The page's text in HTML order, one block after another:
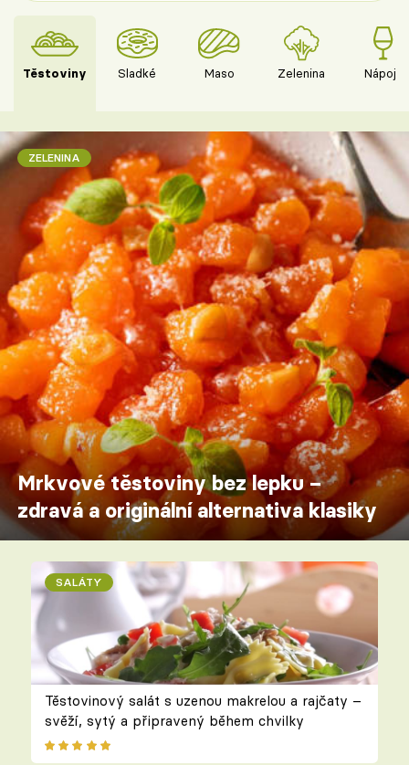
Těstoviny Sladké Maso Zelenina Nápoje
ZELENINA
Mrkvové těstoviny bez lepku –
zdravá a originální alternativa klasiky
SALÁTY
Těstovinový salát s uzenou makrelou a rajčaty –
svěží, sytý a připravený během chvilky